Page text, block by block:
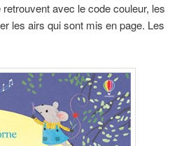
avec le code couleur, les
les airs qui sont mis en page. Les